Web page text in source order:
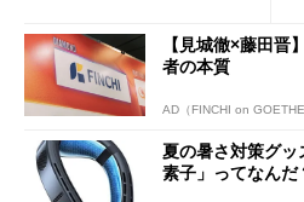
【見城徹×藤田晋
者の本質
AD（FINCHI on GOETHE
夏の暑さ対策グッ
素子」ってなん